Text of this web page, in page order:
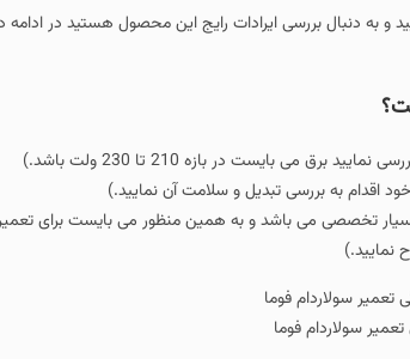
و به دنبال بررسی ایرادات رایج این محصول هستید در
می بایست در بازه 210 تا 230 ولت باشد.)
اقدام به بررسی تبدیل و سلامت آن نمایید.)
تخصصی می باشد و به همین منظور می بایست برای تعمیر
نمایید.)
تعمیر سولاردام فوما